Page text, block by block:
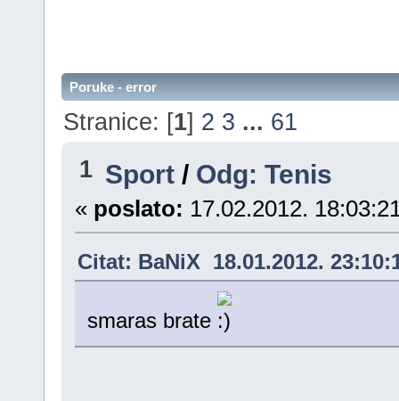
Poruke - error
Stranice: [1] 2 3 ... 61
1 Sport / Odg: Tenis
« poslato: 17.02.2012.
Citat: BaNiX 18.01.2012.
smaras brate